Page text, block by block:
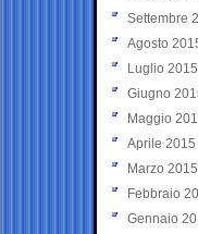
Settembre
Agosto
Luglio 2015
Giugno
Maggio
Aprile 2015
Marzo 2015
Febbraio
Gennaio